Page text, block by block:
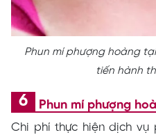
Phun mí phượng hoàng
tiến hành
Phun mí phượng
Chi phí thực hiện dịch vụ